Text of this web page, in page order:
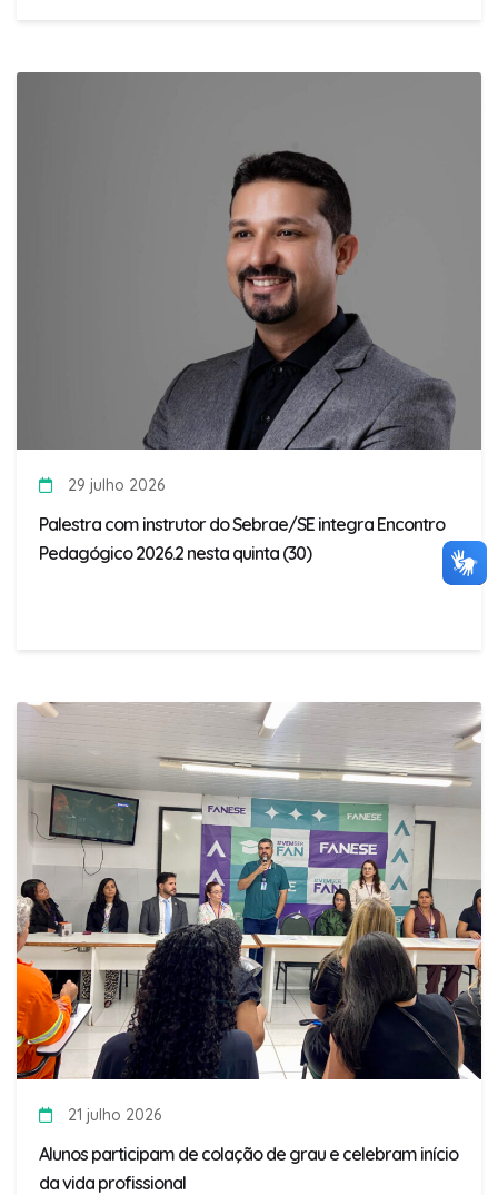
29 julho 2026
Palestra com instrutor do Sebrae/SE integra Encontro
Pedagógico 2026.2 nesta quinta (30)
21 julho 2026
Alunos participam de colação de grau e celebram início
da vida profissional